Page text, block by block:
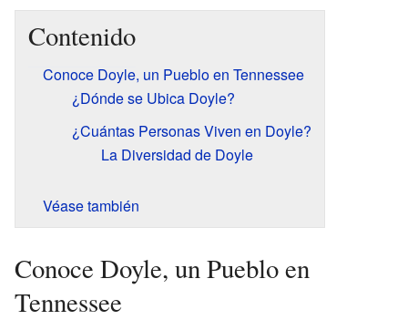
Contenido
Conoce Doyle, un Pueblo en Tennessee
¿Dónde se Ubica Doyle?
¿Cuántas Personas Viven en Doyle?
La Diversidad de Doyle
Véase también
Conoce Doyle, un Pueblo en
Tennessee